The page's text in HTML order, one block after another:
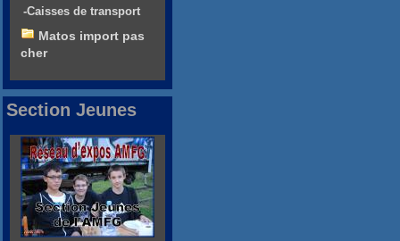
-Caisses de transport
Matos import pas
cher
Section Jeunes